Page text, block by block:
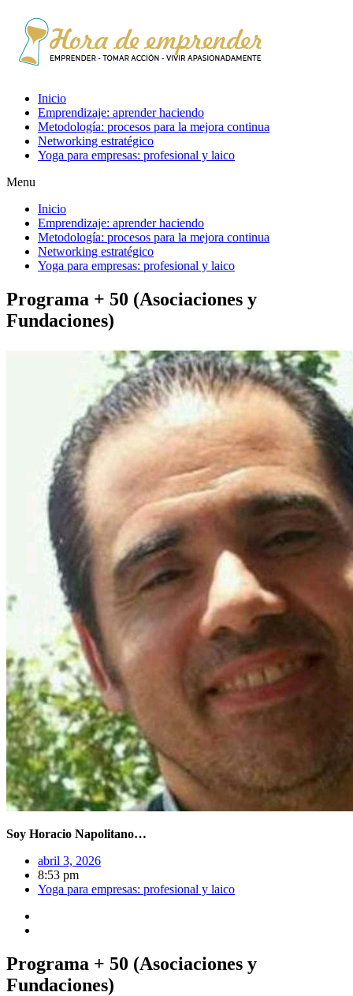
Inicio
Emprendizaje: aprender haciendo
Metodología: procesos para la mejora continua
Networking estratégico
Yoga para empresas: profesional y laico
Menu
Inicio
Emprendizaje: aprender haciendo
Metodología: procesos para la mejora continua
Networking estratégico
Yoga para empresas: profesional y laico
Programa + 50 (Asociaciones y
Fundaciones)
Soy Horacio Napolitano…
abril 3, 2026
8:53 pm
Yoga para empresas: profesional y laico
Programa + 50 (Asociaciones y
Fundaciones)